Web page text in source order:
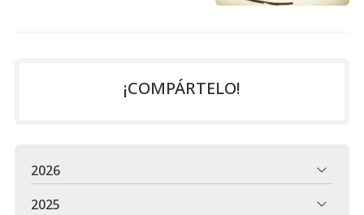
¡COMPÁRTELO!
2026
2025